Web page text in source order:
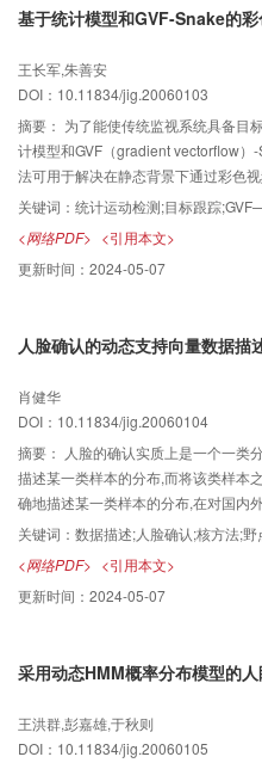
基于统计模型和GVF-Snake的
王长军,朱善安
DOI：10.11834/jig.20060103
摘要： 为了能使传统监视系统具备目
计模型和GVF（gradient vectorflow
法可用于解决在静态背景下通过彩色
踪的问题,同时可直接给出目标轮廓的
计.该算法首先采用归一化RGB空间
来消除阴影对目标检测的影响;接着在
GMM（Gaussian mixture model）建
轮廓提取算法GVF-Snake引入运动图
域自动初始化轮廓的方法,为加快GVF-
有较好的跟踪效果,可应用于智能监视
关键词： 统计运动检测;目标跟踪
<网络PDF> <引用本文>
更新时间： 2024-05-07
人脸确认的动态支持向量数据描
肖健华
DOI：10.11834/jig.20060104
摘要：
人脸的确认实质上是一个一类
描述某一类样本的分布,而将该类样本
确地描述某一类样本的分布,在对国内
基础上,针对＂人脸确认＂这一特定的
持向量数据描述方法在处理动态样本
的增加,该算法会因为过大的优化规模
的动态支持向量数据描述算法.由于新
和原有支持向量集,从而可以大大降低
关键词： 数据描述;人脸确认;核方法;野
<网络PDF> <引用本文>
更新时间： 2024-05-07
采用动态HMM概率分布模型的
王洪群,彭嘉雄,于秋则
DOI：10.11834/jig.20060105